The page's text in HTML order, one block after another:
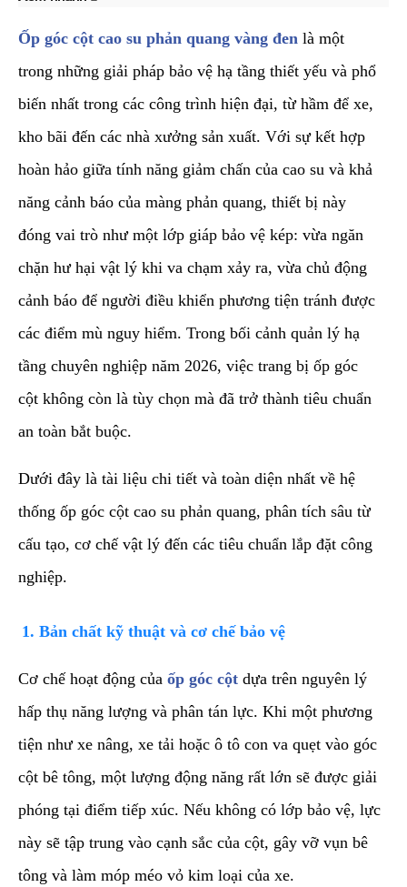
Ốp góc cột cao su phản quang vàng đen là một
trong những giải pháp bảo vệ hạ tầng thiết yếu và phổ
biến nhất trong các công trình hiện đại, từ hầm để xe,
kho bãi đến các nhà xưởng sản xuất. Với sự kết hợp
hoàn hảo giữa tính năng giảm chấn của cao su và khả
năng cảnh báo của màng phản quang, thiết bị này
đóng vai trò như một lớp giáp bảo vệ kép: vừa ngăn
chặn hư hại vật lý khi va chạm xảy ra, vừa chủ động
cảnh báo để người điều khiển phương tiện tránh được
các điểm mù nguy hiểm. Trong bối cảnh quản lý hạ
tầng chuyên nghiệp năm 2026, việc trang bị ốp góc
cột không còn là tùy chọn mà đã trở thành tiêu chuẩn
an toàn bắt buộc.
​Dưới đây là tài liệu chi tiết và toàn diện nhất về hệ
thống ốp góc cột cao su phản quang, phân tích sâu từ
cấu tạo, cơ chế vật lý đến các tiêu chuẩn lắp đặt công
nghiệp.
​1. Bản chất kỹ thuật và cơ chế bảo vệ
​Cơ chế hoạt động của ốp góc cột dựa trên nguyên lý
hấp thụ năng lượng và phân tán lực. Khi một phương
tiện như xe nâng, xe tải hoặc ô tô con va quẹt vào góc
cột bê tông, một lượng động năng rất lớn sẽ được giải
phóng tại điểm tiếp xúc. Nếu không có lớp bảo vệ, lực
này sẽ tập trung vào cạnh sắc của cột, gây vỡ vụn bê
tông và làm móp méo vỏ kim loại của xe.